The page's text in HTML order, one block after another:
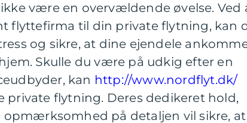
være en overvældende øvelse. Ved
flyttefirma til din private flytning, kan
og sikre, at dine ejendele
Skulle du være på udkig efter en
kan http://www.nordflyt.dk/
flytning. Deres dedikeret hold,
på detaljen vil sikre, at